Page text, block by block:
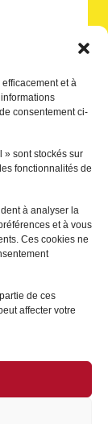
et à
consentement ci-
» sont stockés sur
fonctionnalités de
à analyser la
et à vous
Ces cookies ne
de ces
affecter votre